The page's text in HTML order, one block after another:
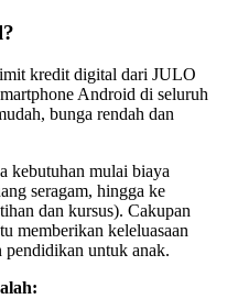
kredit digital dari JULO
Android di seluruh
bunga rendah dan
kebutuhan mulai biaya
seragam, hingga ke
dan kursus). Cakupan
memberikan keleluasaan
pendidikan untuk anak.